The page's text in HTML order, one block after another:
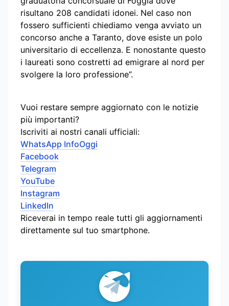
risultano 208 candidati idonei. Nel caso non
fossero sufficienti chiediamo venga avviato un
concorso anche a Taranto, dove esiste un polo
universitario di eccellenza. E nonostante questo
i laureati sono costretti ad emigrare al nord per
svolgere la loro professione”.
Vuoi restare sempre aggiornato con le notizie
più importanti?
Iscriviti ai nostri canali ufficiali:
WhatsApp InfoOggi
Facebook
Telegram
YouTube
Instagram
LinkedIn
Riceverai in tempo reale tutti gli aggiornamenti
direttamente sul tuo smartphone.